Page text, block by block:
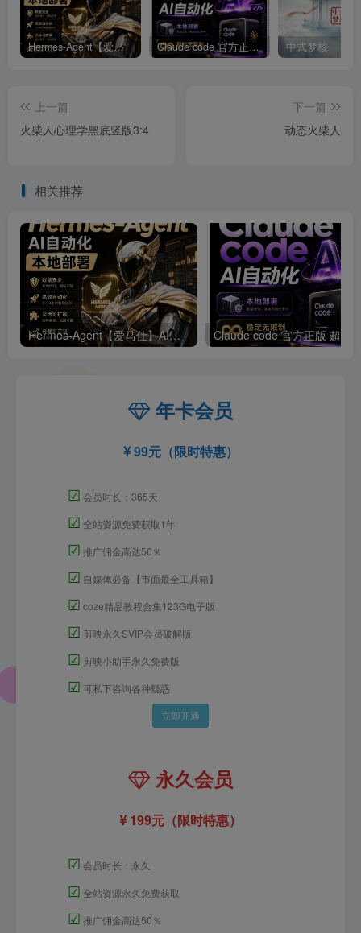
Hermes-Agent【爱马仕】AI自动化部署【会员免费领取安装包】 Claude code 官方正版 超强工具【会员免费领取安装包】 中式梦核
上一篇
火柴人心理学黑底竖版3:4
下一篇
动态火柴人
相关推荐
Hermes-Agent【爱马仕】AI自动化部署【会员免费领取安装包】
年卡会员
99元（限时特惠）
☑ 会员时长：365天
☑ 全站资源免费获取1年
☑ 推广佣金高达50％
☑ 自媒体必备【市面最全工具箱】
☑ coze精品教程合集123G电子版
☑ 剪映永久SVIP会员破解版
☑ 剪映小助手永久免费版
☑ 可私下咨询各种疑惑
立即开通
永久会员
199元（限时特惠）
☑ 会员时长：永久
☑ 全站资源永久免费获取
☑ 推广佣金高达50％